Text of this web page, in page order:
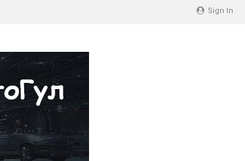
Sign In